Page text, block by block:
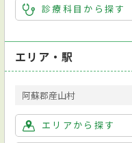
診療科目から探す
エリア・駅
阿蘇郡産山村
エリアから探す